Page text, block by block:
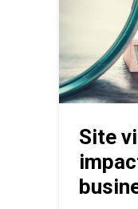
Site